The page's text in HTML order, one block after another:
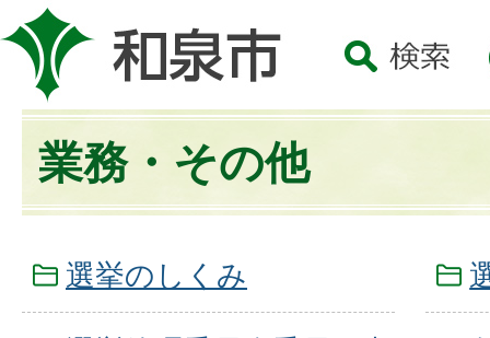
業務・その他
選挙のしくみ